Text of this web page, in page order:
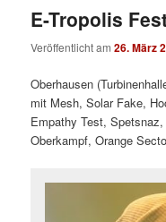
E-Tropolis
Veröffentlicht am26. März
Oberhausen
mit Mesh, Solar Fake,
Empathy Test,
Oberkampf, Orange